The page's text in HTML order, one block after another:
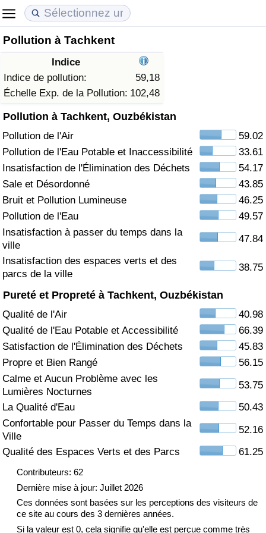
Pollution à Tachkent
Indice
Indice de pollution:
59,18
Échelle Exp. de la Pollution: 102,48
Pollution à Tachkent, Ouzbékistan
Pollution de l'Air
59.02
Pollution de l'Eau Potable et Inaccessibilité
33.61
Insatisfaction de l'Élimination des Déchets
54.17
Sale et Désordonné
43.85
Bruit et Pollution Lumineuse
46.25
Pollution de l'Eau
49.57
Insatisfaction à passer du temps dans la
ville
47.84
Insatisfaction des espaces verts et des
parcs de la ville
38.75
Pureté et Propreté à Tachkent, Ouzbékistan
Qualité de l'Air
40.98
Qualité de l'Eau Potable et Accessibilité
66.39
Satisfaction de l'Élimination des Déchets
45.83
Propre et Bien Rangé
56.15
Calme et Aucun Problème avec les
Lumières Nocturnes
53.75
La Qualité d'Eau
50.43
Confortable pour Passer du Temps dans la
Ville
52.16
Qualité des Espaces Verts et des Parcs
61.25
Contributeurs: 62
Dernière mise à jour: Juillet 2026
Ces données sont basées sur les perceptions des visiteurs de
ce site au cours des 3 dernières années.
Si la valeur est 0, cela signifie qu'elle est perçue comme très
Coût de la vie
Indice du Coût de la Vie (Actuel)
Indice du Coût de la Vie
Indice du coût de la vie par pays
à Akaba
Prix de l'immobilier
Indice des Prix de l'immobilier (Actuel)
Indice des Prix de l'immobilier
Indice des Prix de l'immobilier par Pays
Qualité de Vie
Indice de Qualité de Vie
Indice de Qualité de Vie (Actuel)
Indice de qualité de vie par pays
Criminalité
Indice de Criminalité (Actuel)
Indice de Criminalité
Indice de criminalité par pays
Soins de santé
Indice des soins de santé (Actuel)
Indice des soins de santé
Indice des soins de santé par Pays
Pollution
Indice de Pollution (Actuel)
Indice de pollution
Indice de Pollution par Pays
Trafic